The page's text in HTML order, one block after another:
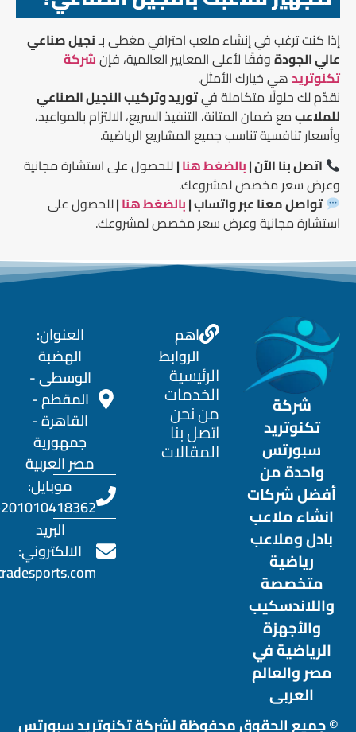
إذا كنت ترغب في إنشاء ملعب احترافي مغطى بـنجيل صناعي
عالي الجودةوفقًا لأعلى المعايير العالمية، فإنشركة
تكنوتريدهي خيارك الأمثل.
نقدّم لك حلولًا متكاملة في توريد وتركيب النجيل الصناعي
للملاعبمع ضمان المتانة، التنفيذ السريع، الالتزام بالمواعيد،
وأسعار تنافسية تناسب جميع المشاريع الرياضية.
اتصل بنا الآن |بالضغط هنا|للحصول على استشارة مجانية
وعرض سعر مخصص لمشروعك.
تواصل معنا عبر واتساب |بالضغط هنا|للحصول على
استشارة مجانية وعرض سعر مخصص لمشروعك.
شركة
تكنوتريد
سبورتس
واحدة من
أفضل شركات
انشاء ملاعب
بادل وملاعب
رياضية
متخصصة
واللاندسكيب
والأجهزة
الرياضية في
مصر والعالم
العربى
اهم
الروابط
الرئيسية
الخدمات
من نحن
اتصل بنا
المقالات
العنوان:
الهضبة
الوسطى -
المقطم -
القاهرة -
جمهورية
مصر العربية
موبايل:
201010418362+
البريد
الالكتروني:
© جميع الحقوق محفوظة لشركة تكنوتريد سبورتس